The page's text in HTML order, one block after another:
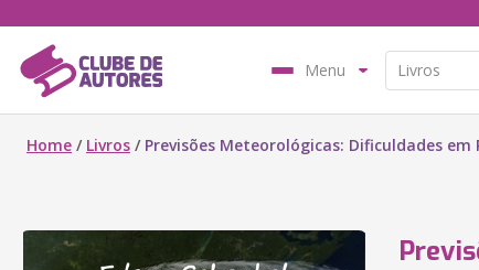
Menu
Home / Livros / Previsões Meteorológicas: Dificuldades em